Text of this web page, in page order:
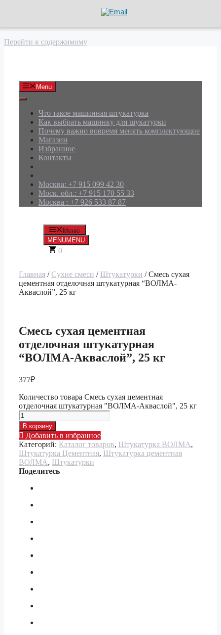
Перейти к содержимому
Menu
Что такое машинная штукатурка
Как выбрать машинку для шукатурки
Почему важно вовремя менять комплектующие
Магазин
Избранное
Контакты
Москва: +7 915 099 42 30
Моск. обл.: +7 915 170 55 33
Москва : +7 926 533 87 87
Меню
MENUMENU
0
Главная /Сухие смеси / Штукатурки / Смесь сухая
цементная отделочная штукатурная “ВОЛМА-
Акваслой”, 25 кг
Смесь сухая цементная
отделочная штукатурная
“ВОЛМА-Акваслой”, 25 кг
377₽
Количество товара Смесь сухая цементная
отделочная штукатурная "ВОЛМА-Акваслой", 25 кг
В корзину
Добавить в избранное
Категорий: Каталог товаров, Штукатурка ВОЛМА,
Штукатурка Цементная, Штукатурка цементная
ВОЛМА, Штукатурки
Поделитесь